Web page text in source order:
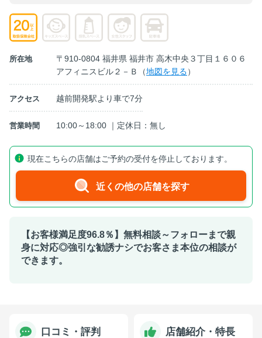
所在地
〒910-0804 福井県 福井市 高木中央３丁目１６０６
アフィニスビル２－Ｂ（地図を見る）
アクセス 越前開発駅より車で7分
営業時間 10:00～18:00 ｜定休日：無し
現在こちらの店舗はご予約の受付を停止しております。
近くの他の店舗を探す
【お客様満足度96.8％】無料相談～フォローまで親
身に対応◎強引な勧誘ナシでお客さま本位の相談が
できます。
口コミ・評判 店舗紹介・特長